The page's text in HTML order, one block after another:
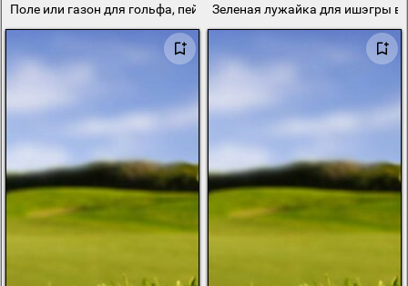
Поле или газон для гольфа, пейзажЗеленая лужайка для ишэгры в